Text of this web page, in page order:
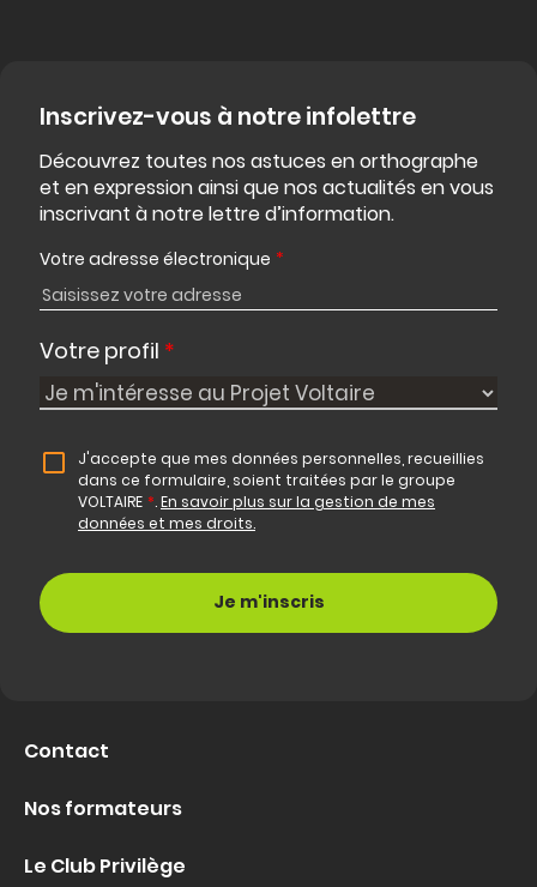
Inscrivez-vous à notre infolettre
Découvrez toutes nos astuces en orthographe
et en expression ainsi que nos actualités en vous
inscrivant à notre lettre d’information.
Votre adresse électronique *
Votre profil *
J'accepte que mes données personnelles, recueillies
dans ce formulaire, soient traitées par le groupe
VOLTAIRE *.En savoir plus sur la gestion de mes
données et mes droits.
Contact
Nos formateurs
Le Club Privilège